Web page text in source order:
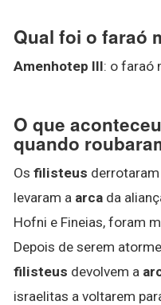
Qual foi o faraó
Amenhotep III: o faraó
O que
quando
Os filisteus
levaram a arca da
Hofni e Fineias, foram
Depois de serem
filisteus devolvem a
israelitas a voltarem